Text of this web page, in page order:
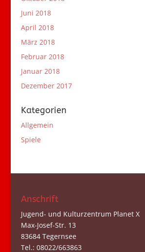
Juni 2018
April 2018
März 2018
Februar 2018
Januar 2018
Dezember 2017
Kategorien
Allgemein
Spiele
Anschrift
Jugend- und Kulturzentrum Planet X
Max-Josef-Str. 13
83684 Tegernsee
Tel.: 08022/663863